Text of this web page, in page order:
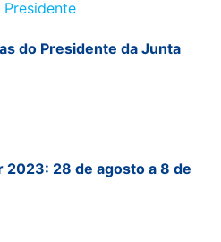
do Presidente da Junta
28 de agosto a 8 de